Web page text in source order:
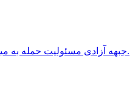
جبهه آزادى مسئوليت حمله به ميدان هوايى كابل را بر عهده گرفت.